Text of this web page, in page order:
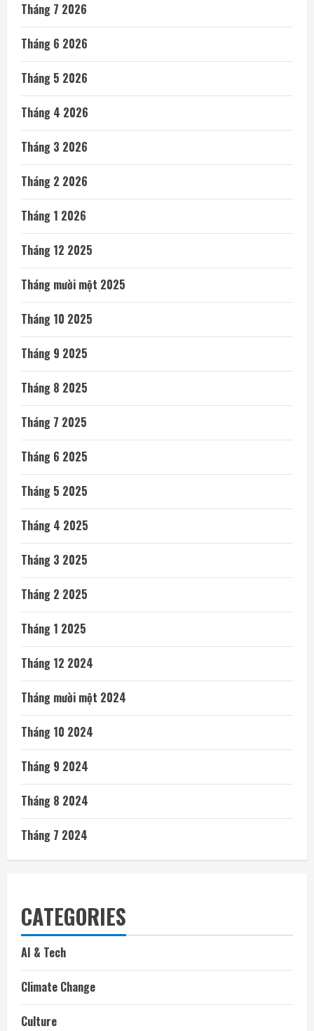
Tháng 7 2026
Tháng 6 2026
Tháng 5 2026
Tháng 4 2026
Tháng 3 2026
Tháng 2 2026
Tháng 1 2026
Tháng 12 2025
Tháng mười một 2025
Tháng 10 2025
Tháng 9 2025
Tháng 8 2025
Tháng 7 2025
Tháng 6 2025
Tháng 5 2025
Tháng 4 2025
Tháng 3 2025
Tháng 2 2025
Tháng 1 2025
Tháng 12 2024
Tháng mười một 2024
Tháng 10 2024
Tháng 9 2024
Tháng 8 2024
Tháng 7 2024
CATEGORIES
AI & Tech
Climate Change
Culture